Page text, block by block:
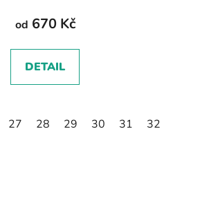
od 670 Kč
DETAIL
27 28 29 30 31 32